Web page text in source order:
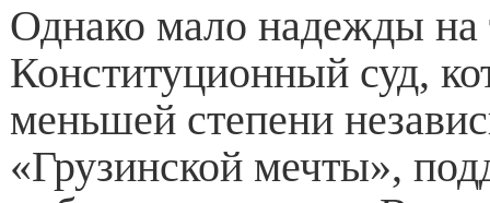
Однако мало надежды на
Конституционный суд,
меньшей степени
«Грузинской мечты»,